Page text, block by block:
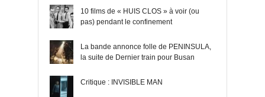
10 films de « HUIS CLOS » à voir (ou
pas) pendant le confinement
La bande annonce folle de PENINSULA,
la suite de Dernier train pour Busan
Critique : INVISIBLE MAN